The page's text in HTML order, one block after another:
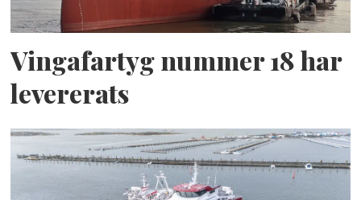
Vingafartyg nummer 18 har
levererats